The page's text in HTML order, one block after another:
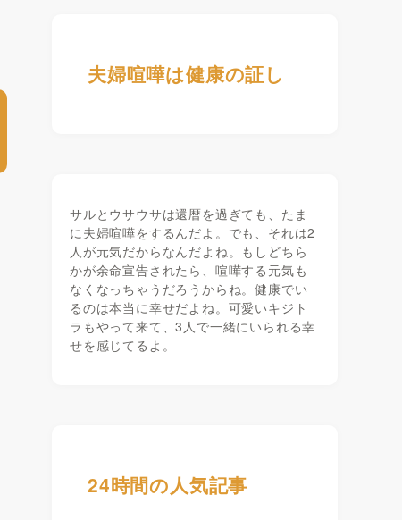
夫婦喧嘩は健康の証し
サルとウサウサは還暦を過ぎても、たま
に夫婦喧嘩をするんだよ。でも、それは2
人が元気だからなんだよね。もしどちら
かが余命宣告されたら、喧嘩する元気も
なくなっちゃうだろうからね。健康でい
るのは本当に幸せだよね。可愛いキジト
ラもやって来て、3人で一緒にいられる幸
せを感じてるよ。
24時間の人気記事